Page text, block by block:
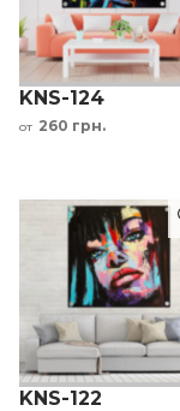
KNS-124
от 260 грн.
KNS-122